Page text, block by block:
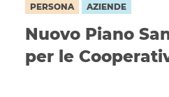
PERSONA
AZIENDE
Nuovo Piano
per le